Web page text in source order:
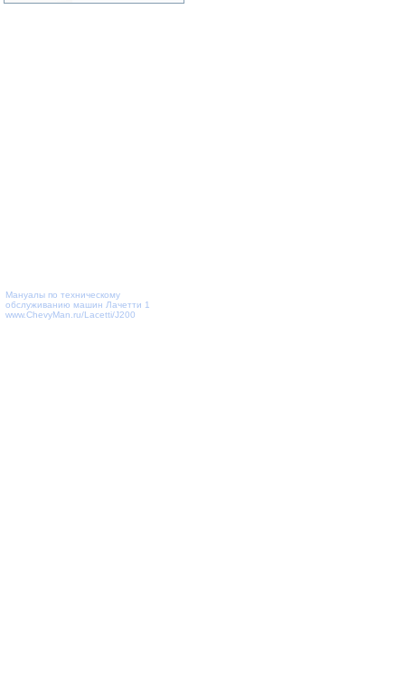
Мануалы по техническому
обслуживанию машин Лачетти 1
www.ChevyMan.ru/Lacetti/J200